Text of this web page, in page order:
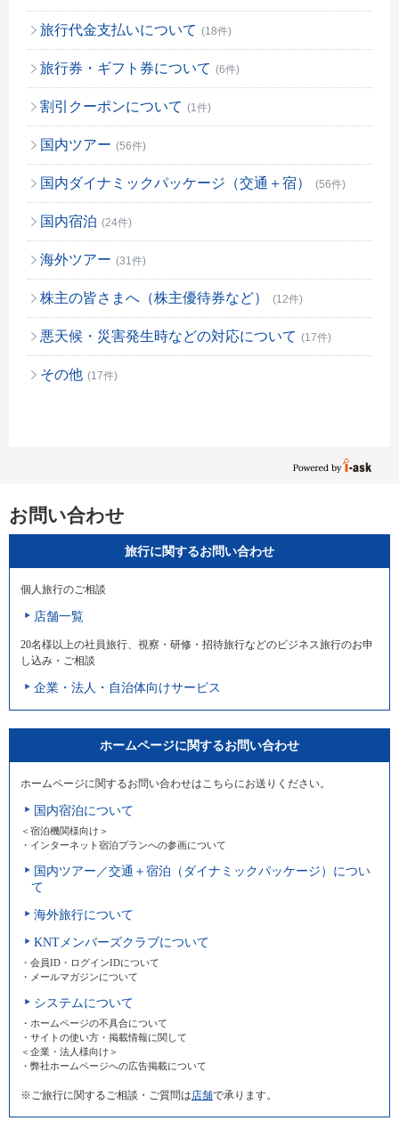
旅行代金支払いについて (18件)
旅行券・ギフト券について (6件)
割引クーポンについて (1件)
国内ツアー (56件)
国内ダイナミックパッケージ（交通＋宿） (56件)
国内宿泊 (24件)
海外ツアー (31件)
株主の皆さまへ（株主優待券など） (12件)
悪天候・災害発生時などの対応について (17件)
その他 (17件)
お問い合わせ
旅行に関するお問い合わせ
個人旅行のご相談
店舗一覧
20名様以上の社員旅行、視察・研修・招待旅行などのビジネス旅行のお申
し込み・ご相談
企業・法人・自治体向けサービス
ホームページに関するお問い合わせ
ホームページに関するお問い合わせはこちらにお送りください。
国内宿泊について
＜宿泊機関様向け＞
・インターネット宿泊プランへの参画について
国内ツアー／交通＋宿泊（ダイナミックパッケージ）につい
て
海外旅行について
KNTメンバーズクラブについて
・会員ID・ログインIDについて
・メールマガジンについて
システムについて
・ホームページの不具合について
・サイトの使い方・掲載情報に関して
＜企業・法人様向け＞
・弊社ホームページへの広告掲載について
※ご旅行に関するご相談・ご質問は 店舗で承ります。